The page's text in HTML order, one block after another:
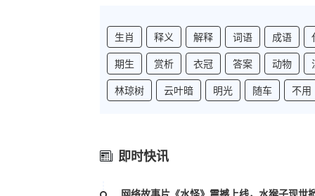
生肖 释义 解释 词语 成语
期生
赏析 衣冠 答案 动物
林琼树
云叶暗 明光 随车 不用
即时快讯